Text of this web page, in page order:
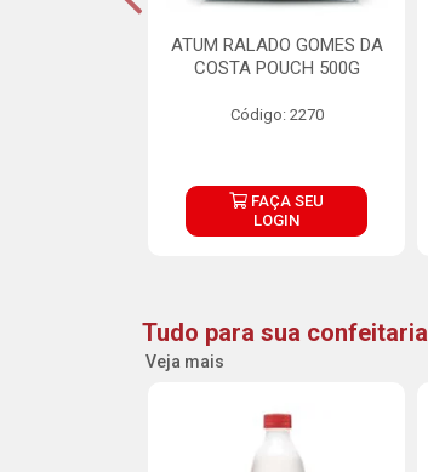
ATUM RALADO GOMES DA
COSTA POUCH 500G
Código: 2270
FAÇA SEU
LOGIN
Tudo para sua confeitaria
Veja mais